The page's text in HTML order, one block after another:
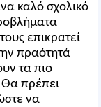
καλό σχολικό
επικρατεί
πραότητά
τα πιο
Θα πρέπει
να